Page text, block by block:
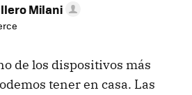
Milani
de los dispositivos más
tener en casa. Las